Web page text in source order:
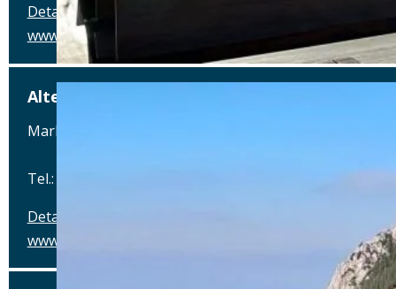
Details
www.hotel-schlachthof-regensburg.de
Alter Wirt
Marktplatz 1, 82031 Grünwald
Tel.: Tel.: 089-6419340
Details
www.alterwirt.de